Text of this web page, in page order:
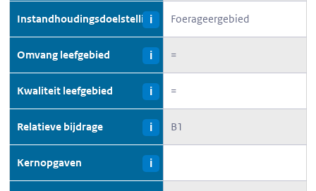
Instandhoudingsdoelstellingi Foerageergebied
Omvang leefgebied i =
Kwaliteit leefgebied i =
Relatieve bijdrage i B1
Kernopgaven i